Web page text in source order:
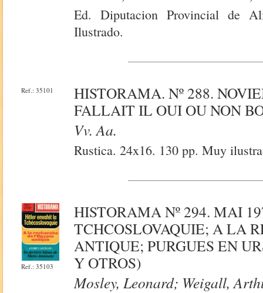
Ed. Diputacion Provincial de
Ilustrado.
Ref.: 35101
HISTORAMA. Nº 288.
FALLAIT IL OUI OU NON
Vv. Aa.
Rustica. 24x16. 130 pp. Muy
Ref.: 35103
HISTORAMA Nº 294. MAI
TCHCOSLOVAQUIE; A LA
ANTIQUE; PURGUES EN
Y OTROS)
Mosley, Leonard; Weigall,